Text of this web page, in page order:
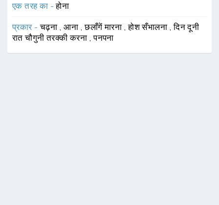
एक तरह का -होना
प्रकार -चढ़ना ,आना ,छलाँगें मारना ,होश सँभालना ,दिन दूनी
रात चौगुनी तरक्की करना ,पनपना